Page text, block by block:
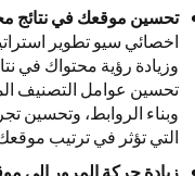
تحسين موقعك في نتائج
اخصائي سيو تطوير
وزيادة رؤية محتواك في
تحسين عوامل التصنيف
وبناء الروابط، وتحسين
التي تؤثر في ترتيب